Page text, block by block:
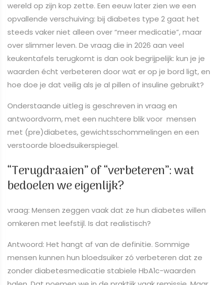
wereld op zijn kop zette. Een eeuw later zien we een
opvallende verschuiving: bij diabetes type 2 gaat het
steeds vaker niet alleen over “meer medicatie”, maar
over slimmer leven. De vraag die in 2026 aan veel
keukentafels terugkomt is dan ook begrijpelijk: kun je je
waarden écht verbeteren door wat er op je bord ligt, en
hoe doe je dat veilig als je al pillen of insuline gebruikt?
Onderstaande uitleg is geschreven in vraag en
antwoordvorm, met een nuchtere blik voor mensen
met (pre)diabetes, gewichtsschommelingen en een
verstoorde bloedsuikerspiegel.
“Terugdraaien” of “verbeteren”: wat
bedoelen we eigenlijk?
vraag: Mensen zeggen vaak dat ze hun diabetes willen
omkeren met leefstijl. Is dat realistisch?
Antwoord: Het hangt af van de definitie. Sommige
mensen kunnen hun bloedsuiker zó verbeteren dat ze
zonder diabetesmedicatie stabiele HbA1c-waarden